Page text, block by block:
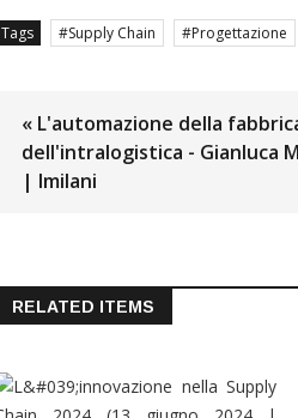
Tags Supply Chain Progettazione
« L'automazione della
dell'intralogistica - Gianluca
| Imilani
RELATED ITEMS